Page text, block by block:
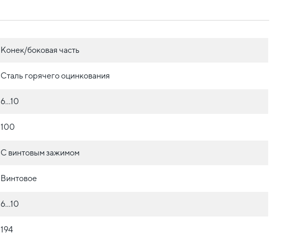
Конек/боковая часть
Сталь горячего оцинкования
6...10
100
С винтовым зажимом
Винтовое
6...10
194